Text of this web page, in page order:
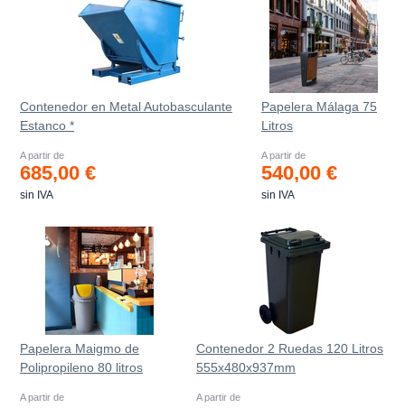
Contenedor en Metal Autobasculante
Estanco *
A partir de
685,00 €
sin IVA
Papelera Málaga 75
Litros
A partir de
540,00 €
sin IVA
Papelera Maigmo de
Polipropileno 80 litros
A partir de
Contenedor 2 Ruedas 120 Litros
555х480х937mm
A partir de